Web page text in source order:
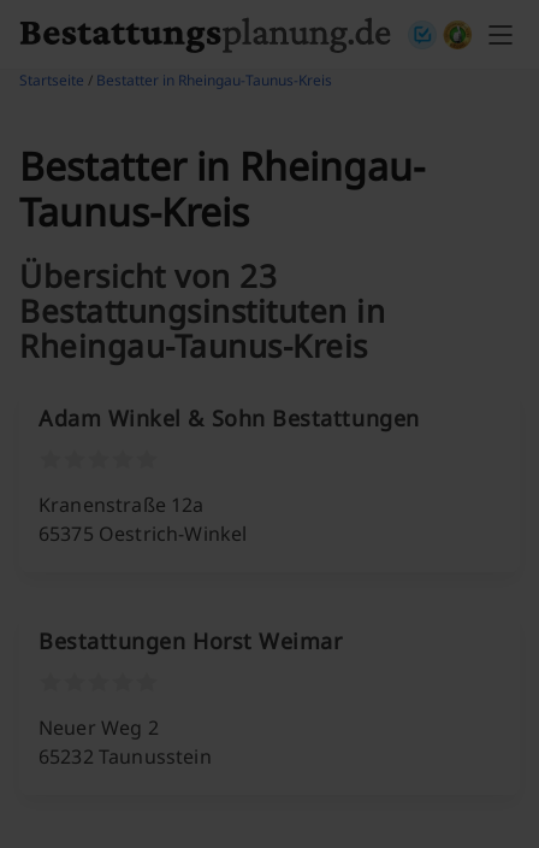
Startseite / Bestatter in Rheingau-Taunus-Kreis
Bestatter in Rheingau-
Taunus-Kreis
Übersicht von 23
Bestattungsinstituten in
Rheingau-Taunus-Kreis
Adam Winkel & Sohn Bestattungen
Kranenstraße 12a
65375 Oestrich-Winkel
Bestattungen Horst Weimar
Neuer Weg 2
65232 Taunusstein